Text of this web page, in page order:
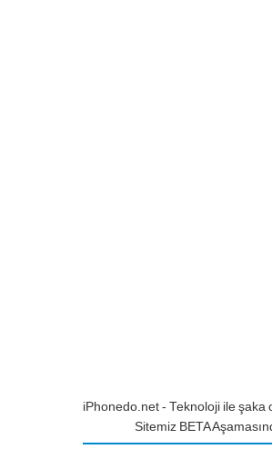
iPhonedo.net - Teknoloji ile şaka
Sitemiz BETA